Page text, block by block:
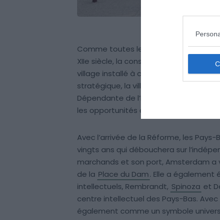
Comme toutes les villes côtières,
XIIe siècle, la construction d’une
village installé à cet endroit, « dam »
stratégique, la ville est vite devenue
Dépendante de l’Espagne, elle
les opportunités commerciales qu’il
Avec l’arrivée de la Réforme, les
vingts ans qui débouchera sur
marchands et son port, Amsterdam a
de la Place du Dam. Elle a également
intellectuels, Rembrandt, Spinoza et
centre intellectuel des Pays-Bas.
également comme un symbole